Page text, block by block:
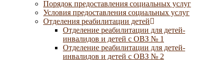
Порядок предоставления социальных услуг
Условия предоставления социальных услуг
Отделения реабилитации детей
Отделение реабилитации для детей-
инвалидов и детей с ОВЗ № 1
Отделение реабилитации для детей-
инвалидов и детей с ОВЗ № 2